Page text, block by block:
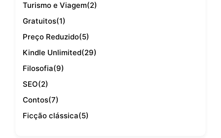
Turismo e Viagem(2)
Gratuitos(1)
Preço Reduzido(5)
Kindle Unlimited(29)
Filosofia(9)
SEO(2)
Contos(7)
Ficção clássica(5)